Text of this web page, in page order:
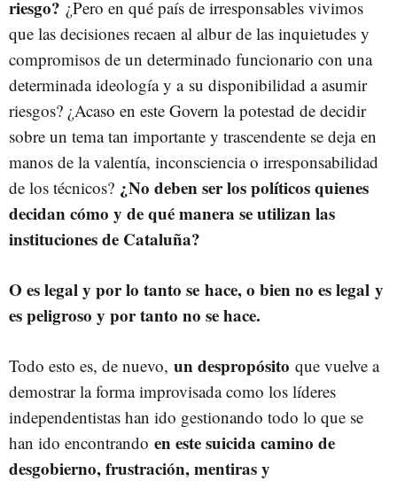
riesgo? ¿Pero en qué país de irresponsables vivimos
que las decisiones recaen al albur de las inquietudes y
compromisos de un determinado funcionario con una
determinada ideología y a su disponibilidad a asumir
riesgos? ¿Acaso en este Govern la potestad de decidir
sobre un tema tan importante y trascendente se deja en
manos de la valentía, inconsciencia o irresponsabilidad
de los técnicos? ¿No deben ser los políticos quienes
decidan cómo y de qué manera se utilizan las
instituciones de Cataluña?
O es legal y por lo tanto se hace, o bien no es legal y
es peligroso y por tanto no se hace.
Todo esto es, de nuevo, un despropósito que vuelve a
demostrar la forma improvisada como los líderes
independentistas han ido gestionando todo lo que se
han ido encontrando en este suicida camino de
desgobierno, frustración, mentiras y